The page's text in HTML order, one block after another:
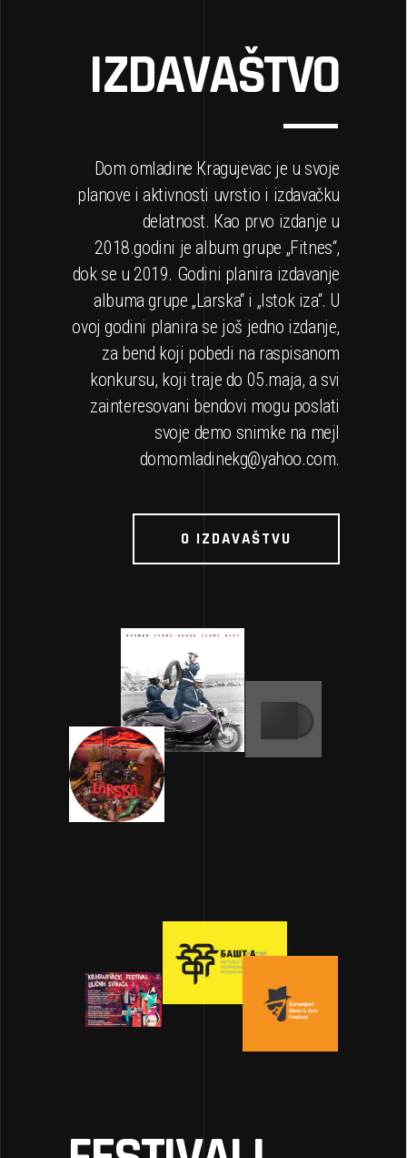
IZDAVAŠTVO
Dom omladine Кragujevac je u svoje
planove i aktivnosti uvrstio i izdavačku
delatnost. Кao prvo izdanje u
2018.godini je album grupe „Fitnes“,
dok se u 2019. Godini planira izdavanje
albuma grupe „Larska“ i „Istok iza“. U
ovoj godini planira se još jedno izdanje,
za bend koji pobedi na raspisanom
konkursu, koji traje do 05.maja, a svi
zainteresovani bendovi mogu poslati
svoje demo snimke na mejl
domomladinekg@yahoo.com.
O IZDAVAŠTVU